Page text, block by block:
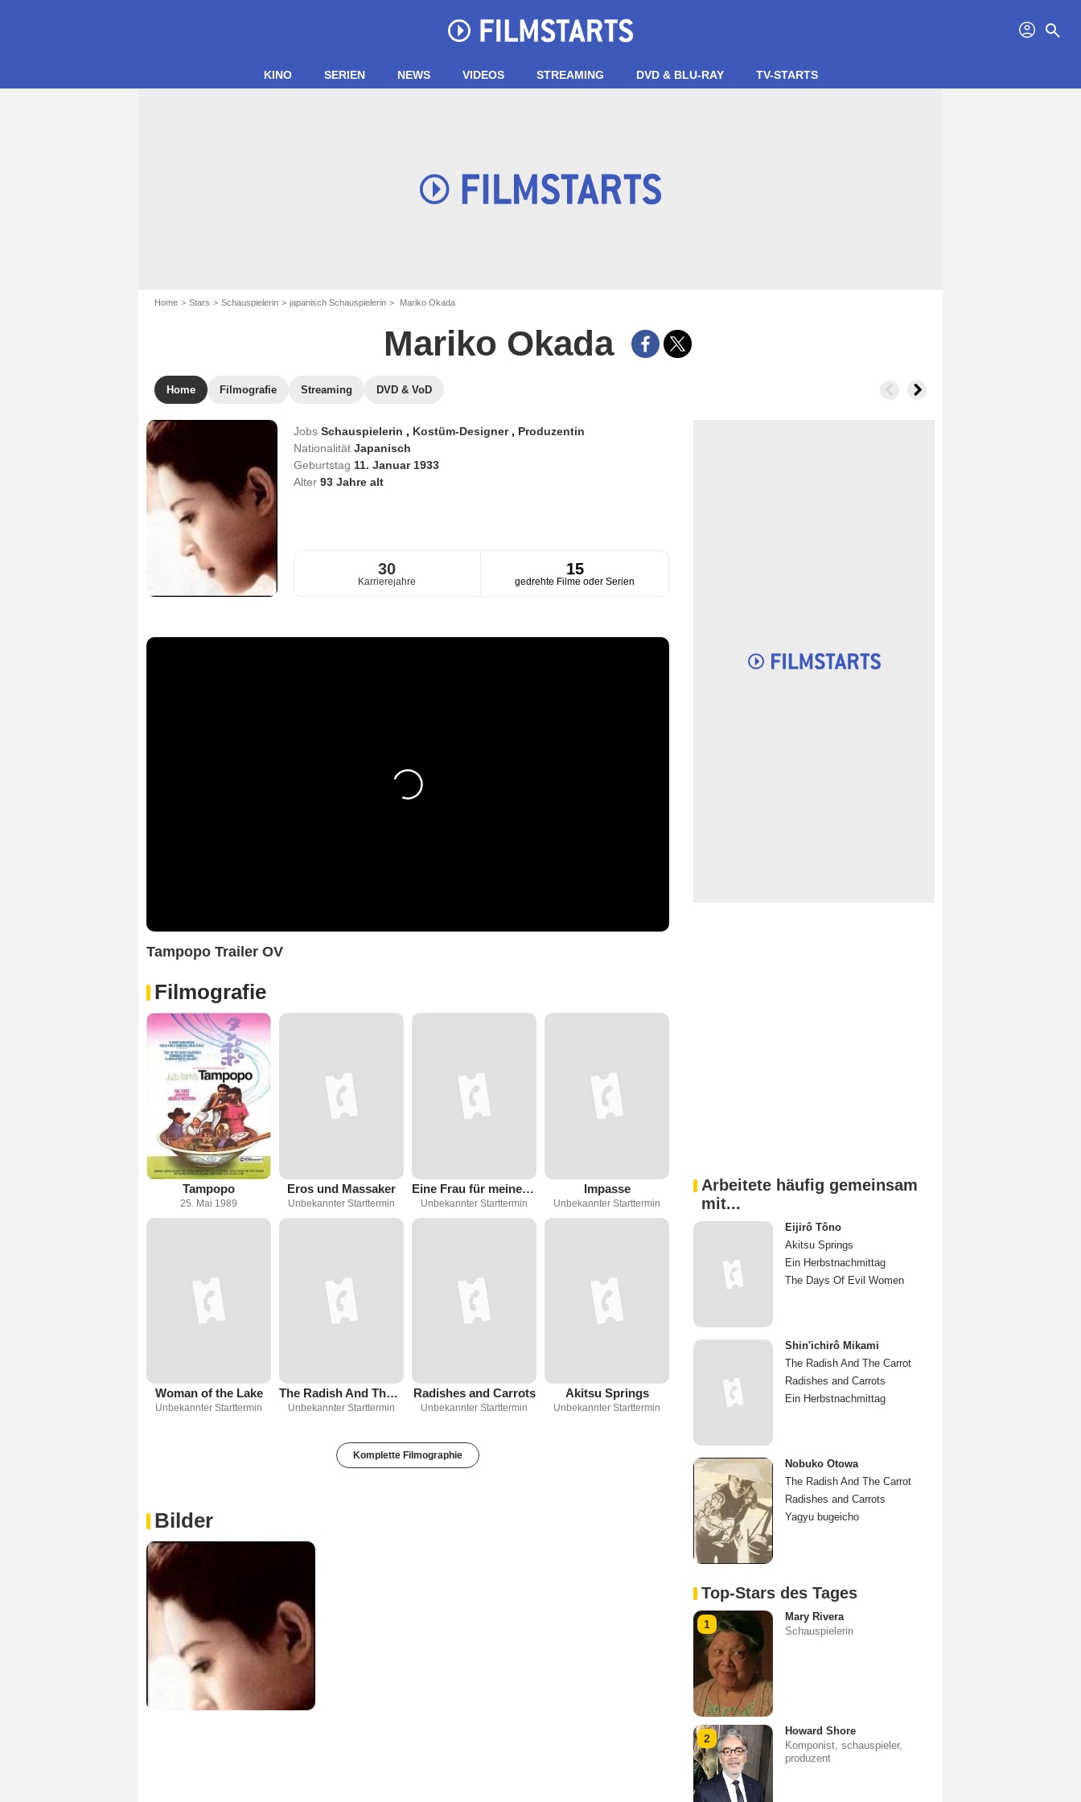
profil search
KINO SERIEN NEWS VIDEOS STREAMING DVD & BLU-RAY TV-STARTS
Home Stars Schauspielerin japanisch Schauspielerin Mariko Okada
Mariko Okada
Home Filmografie Streaming DVD & VoD
Jobs Schauspielerin , Kostüm-Designer , Produzentin
Nationalität Japanisch
Geburtstag 11. Januar 1933
Alter 93Jahre alt
30
Karrierejahre
15
gedrehte Filme oder Serien
Tampopo Trailer OV
Filmografie
Tampopo
25. Mai 1989
Eros und Massaker
Unbekannter Starttermin
Eine Frau für meinen Mann
Unbekannter Starttermin
Impasse
Unbekannter Starttermin
Woman of the Lake
Unbekannter Starttermin
The Radish And The Carrot
Unbekannter Starttermin
Radishes and Carrots
Unbekannter Starttermin
Akitsu Springs
Unbekannter Starttermin
Komplette Filmographie
Bilder
Arbeitete häufig gemeinsam
mit...
Eijirô Tôno
Akitsu Springs
Ein Herbstnachmittag
The Days Of Evil Women
Shin'ichirô Mikami
The Radish And The Carrot
Radishes and Carrots
Ein Herbstnachmittag
Nobuko Otowa
The Radish And The Carrot
Radishes and Carrots
Yagyu bugeicho
Top-Stars des Tages
1
Mary Rivera
Schauspielerin
2
Howard Shore
Komponist, schauspieler,
produzent